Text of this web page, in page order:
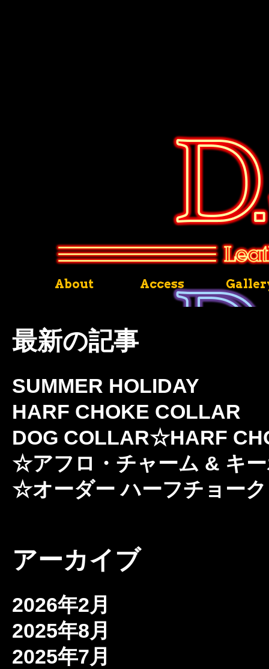
About Access
最新の記事
SUMMER HOLIDAY
HARF CHOKE COLLAR
DOG COLLAR☆HARF
☆アフロ・チャーム & キ
☆オーダー ハーフチョー
アーカイブ
2026年2月
2025年8月
2025年7月